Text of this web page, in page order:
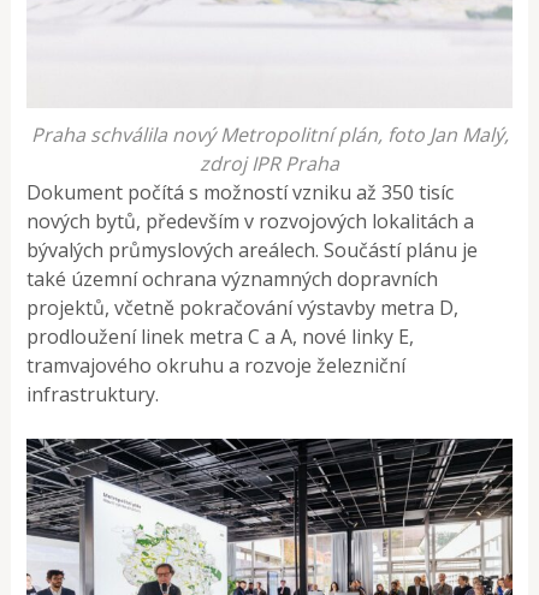
Praha schválila nový Metropolitní plán, foto Jan Malý,
zdroj IPR Praha
Dokument počítá s možností vzniku až 350 tisíc
nových bytů, především v rozvojových lokalitách a
bývalých průmyslových areálech. Součástí plánu je
také územní ochrana významných dopravních
projektů, včetně pokračování výstavby metra D,
prodloužení linek metra C a A, nové linky E,
tramvajového okruhu a rozvoje železniční
infrastruktury.